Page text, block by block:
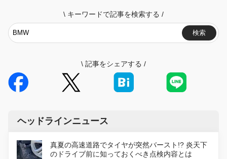
\ キーワードで記事を検索する /
検索
\ 記事をシェアする /
ヘッドラインニュース
真夏の高速道路でタイヤが突然バースト!? 炎天下
のドライブ前に知っておくべき点検内容とは